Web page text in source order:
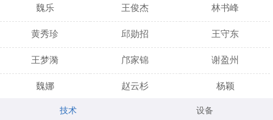
魏乐 王俊杰 林书峰
黄秀珍 邱勋招 王守东
王梦漪 邝家锦 谢盈州
魏娜 赵云杉 杨颖
黄启龙
技术 设备